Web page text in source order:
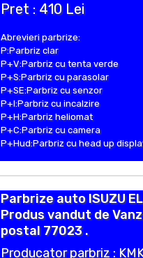
Pret : 410 Lei
Abrevieri parbrize:
P:Parbriz clar
P+V:Parbriz cu tenta verde
P+S:Parbriz cu parasolar
P+SE:Parbriz cu senzor
P+I:Parbriz cu incalzire
P+H:Parbriz heliomat
P+C:Parbriz cu camera
P+Hud:Parbriz cu head up
Parbrize auto ISUZU
Produs vandut de
postal 77023 .
Producator parbriz :